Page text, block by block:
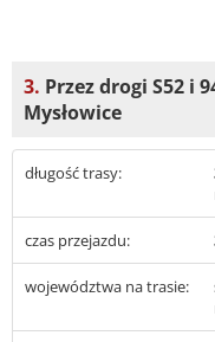
3. Przez drogi S52 i
Mysłowice
długość trasy:
czas przejazdu:
województwa na trasie: